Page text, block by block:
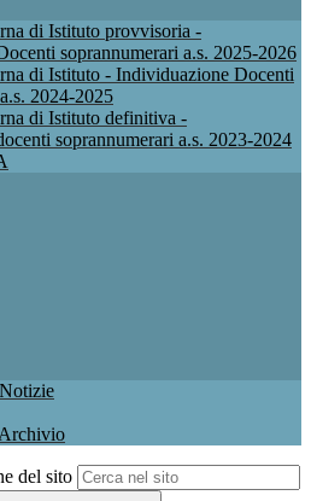
di Istituto provvisoria -
soprannumerari a.s. 2025-2026
di Istituto - Individuazione Docenti
2024-2025
di Istituto definitiva -
soprannumerari a.s. 2023-2024
del sito